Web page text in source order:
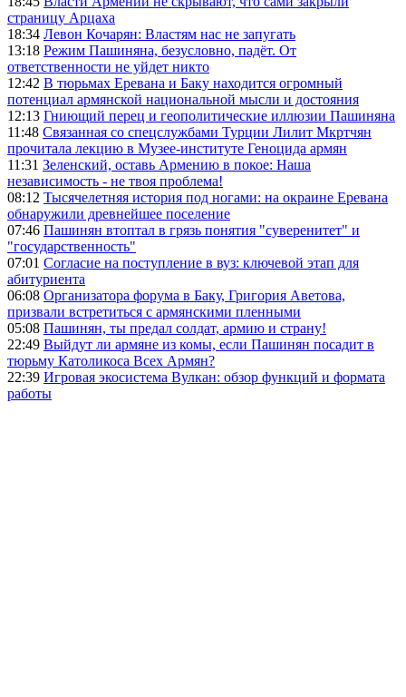
страницу Арцаха
18:34 Левон Кочарян: Властям нас не запугать
13:18 Режим Пашиняна, безусловно, падёт. От
ответственности не уйдет никто
12:42 В тюрьмах Еревана и Баку находится огромный
потенциал армянской национальной мысли и достояния
12:13 Гниющий перец и геополитические иллюзии Пашиняна
11:48 Связанная со спецслужбами Турции Лилит Мкртчян
прочитала лекцию в Музее-институте Геноцида армян
11:31 Зеленский, оставь Армению в покое: Наша
независимость - не твоя проблема!
08:12 Тысячелетняя история под ногами: на окраине Еревана
обнаружили древнейшее поселение
07:46 Пашинян втоптал в грязь понятия "суверенитет" и
"государственность"
07:01 Согласие на поступление в вуз: ключевой этап для
абитуриента
06:08 Организатора форума в Баку, Григория Аветова,
призвали встретиться с армянскими пленными
05:08 Пашинян, ты предал солдат, армию и страну!
22:49 Выйдут ли армяне из комы, если Пашинян посадит в
тюрьму Католикоса Всех Армян?
22:39 Игровая экосистема Вулкан: обзор функций и формата
работы